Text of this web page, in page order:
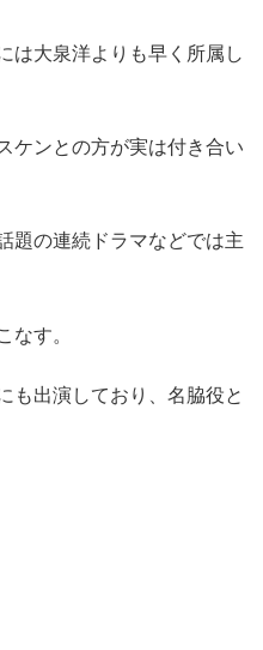
は大泉洋よりも早く所属し
ケンとの方が実は付き合い
題の連続ドラマなどでは主
なす。
も出演しており、名脇役と